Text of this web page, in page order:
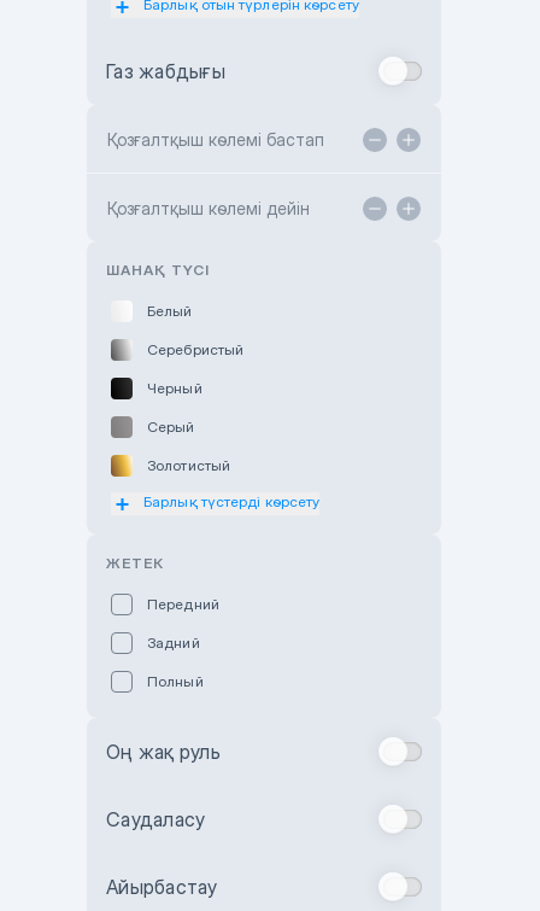
Toyota Astana
TANK Motors Karaganda
Барлық отын түрлерін көрсету
Газ жабдығы
Қозғалтқыш көлемі бастап
Қозғалтқыш көлемі дейін
ШАНАҚ ТҮСІ
Белый
Серебристый
Черный
Серый
Золотистый
Оранжевый
Зеленый
Бежевый
Барлық түстерді көрсету
ЖЕТЕК
Передний
Задний
Полный
Оң жақ руль
Саудаласу
Айырбастау